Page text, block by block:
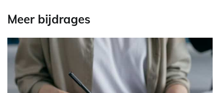
Meer bijdrages